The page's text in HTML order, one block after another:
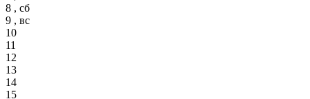
8 , сб
9 , вс
10
11
12
13
14
15